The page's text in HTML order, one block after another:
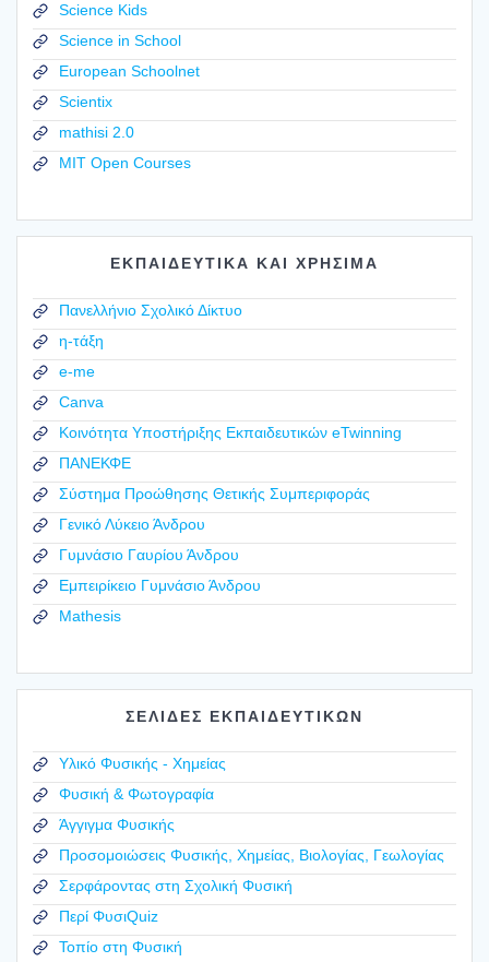
Science Kids
Science in School
European Schoolnet
Scientix
mathisi 2.0
MIT Open Courses
ΕΚΠΑΙΔΕΥΤΙΚΑ ΚΑΙ ΧΡΗΣΙΜΑ
Πανελλήνιο Σχολικό Δίκτυο
η-τάξη
e-me
Canva
Κοινότητα Υποστήριξης Εκπαιδευτικών eTwinning
ΠΑΝΕΚΦΕ
Σύστημα Προώθησης Θετικής Συμπεριφοράς
Γενικό Λύκειο Άνδρου
Γυμνάσιο Γαυρίου Άνδρου
Εμπειρίκειο Γυμνάσιο Άνδρου
Mathesis
ΣΕΛΙΔΕΣ ΕΚΠΑΙΔΕΥΤΙΚΩΝ
Υλικό Φυσικής - Χημείας
Φυσική & Φωτογραφία
Άγγιγμα Φυσικής
Προσομοιώσεις Φυσικής, Χημείας, Βιολογίας, Γεωλογίας
Σερφάροντας στη Σχολική Φυσική
Περί ΦυσιQuiz
Τοπίο στη Φυσική